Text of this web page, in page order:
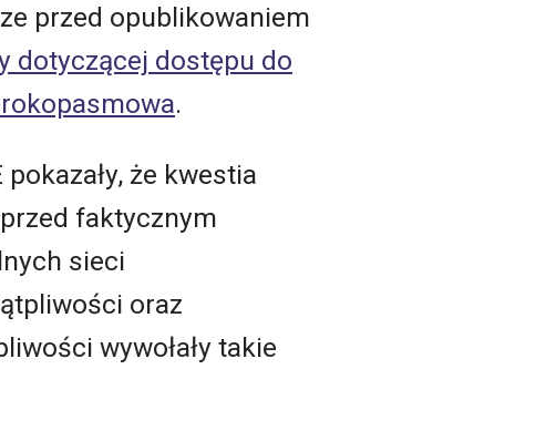
przed opublikowaniem
dotyczącej dostępu do
.
że kwestia
faktycznym
sieci
oraz
wywołały takie